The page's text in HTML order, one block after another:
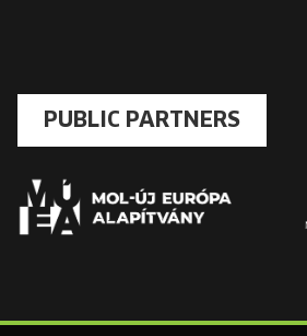
PUBLIC PARTNERS